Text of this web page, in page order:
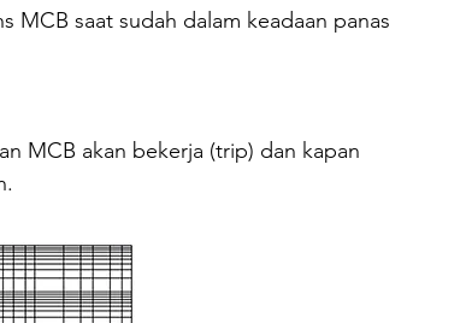
MCB saat sudah dalam keadaan panas
MCB akan bekerja (trip) dan kapan